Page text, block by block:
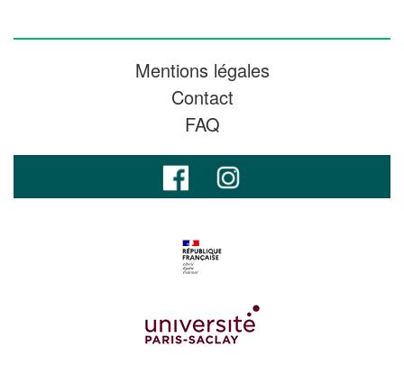
Mentions légales
Contact
FAQ